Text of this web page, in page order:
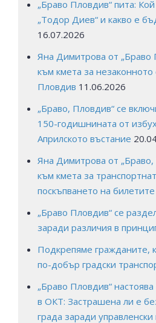
„Браво Пловдив“ пита:
„Тодор Диев“ и какво е
16.07.2026
Яна Димитрова от „Браво
към кмета за незаконното
Пловдив 11.06.2026
„Браво, Пловдив“ се
150-годишнината от
Априлското въстание
Яна Димитрова от „Браво,
към кмета за
поскъпването на билетите
„Браво Пловдив“ се
заради различия в
Подкрепяме гражданите,
по-добър градски
„Браво Пловдив“
в ОКТ: Застрашена ли е
града заради управленски